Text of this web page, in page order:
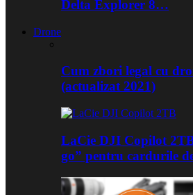
Delta Explorer 8…
Drone
Cum zbori legal cu
(actualizat 2021)
LaCie DJI Copilot
go” pentru cardurile